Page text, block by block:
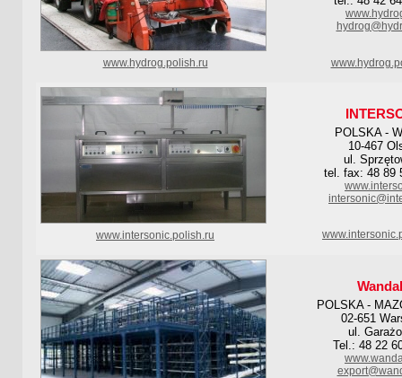
www.hydrog.polish.ru
POLSKA -
10-467
ul.
tel. fax: 48 89
www.intersonic.polish.ru
POLSKA -
02-651
ul.
Tel.: 48 22